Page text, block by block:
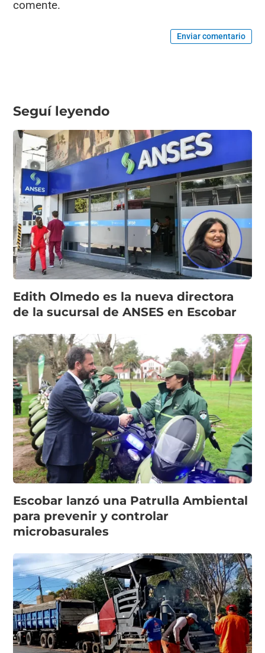
comente.
Enviar comentario
Seguí leyendo
Edith Olmedo es la nueva directora
de la sucursal de ANSES en Escobar
Escobar lanzó una Patrulla Ambiental
para prevenir y controlar
microbasurales